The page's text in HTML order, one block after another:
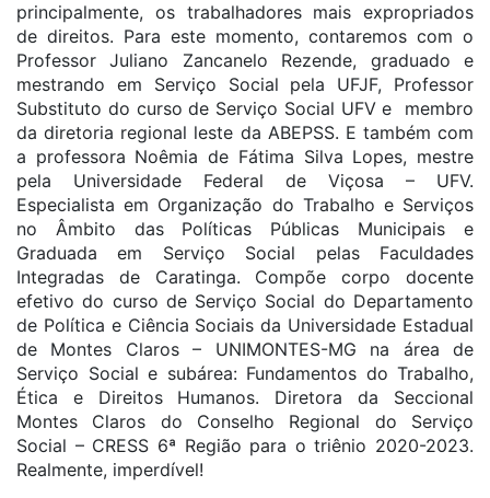
principalmente, os trabalhadores mais expropriados
de direitos. Para este momento, contaremos com o
Professor Juliano Zancanelo Rezende, graduado e
mestrando em Serviço Social pela UFJF, Professor
Substituto do curso de Serviço Social UFV e membro
da diretoria regional leste da ABEPSS. E também com
a professora Noêmia de Fátima Silva Lopes, mestre
pela Universidade Federal de Viçosa – UFV.
Especialista em Organização do Trabalho e Serviços
no Âmbito das Políticas Públicas Municipais e
Graduada em Serviço Social pelas Faculdades
Integradas de Caratinga. Compõe corpo docente
efetivo do curso de Serviço Social do Departamento
de Política e Ciência Sociais da Universidade Estadual
de Montes Claros – UNIMONTES-MG na área de
Serviço Social e subárea: Fundamentos do Trabalho,
Ética e Direitos Humanos. Diretora da Seccional
Montes Claros do Conselho Regional do Serviço
Social – CRESS 6ª Região para o triênio 2020-2023.
Realmente, imperdível!